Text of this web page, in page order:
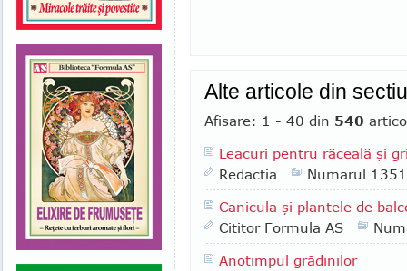
Alte articole din
Afisare: 1 - 40 din 540
Leacuri pentru răceală şi
Redactia
Numarul 1351
Canicula şi plantele de
Cititor Formula AS
Anotimpul grădinilor